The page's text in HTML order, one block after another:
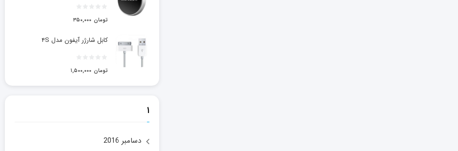
۳۵۰,۰۰۰ تومان
کابل شارژر آیفون مدل ۴S
۱,۵۰۰,۰۰۰ تومان
۱
دسامبر 2016